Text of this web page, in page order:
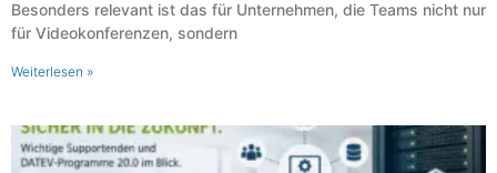
Besonders relevant ist das für Unternehmen, die Teams nicht nur
für Videokonferenzen, sondern
Weiterlesen »